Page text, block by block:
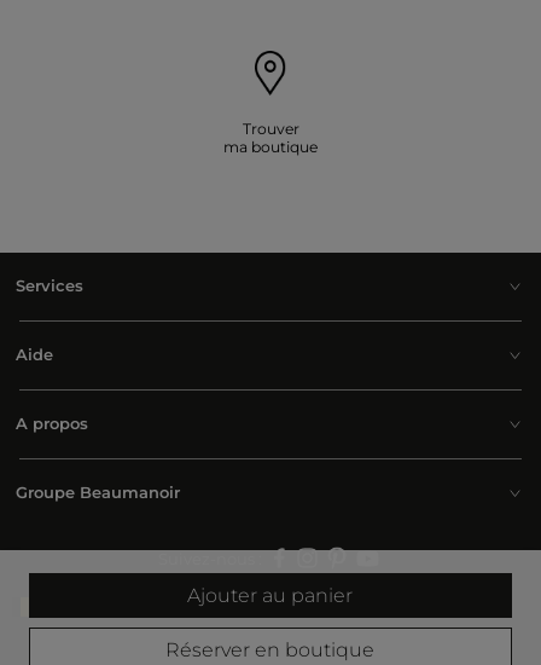
Ajouter au panier
Réserver en boutique
Trouver
ma boutique
Services
Aide
A propos
Groupe Beaumanoir